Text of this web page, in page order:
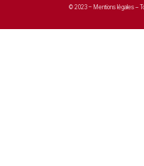
© 2023 – Mentions légales –